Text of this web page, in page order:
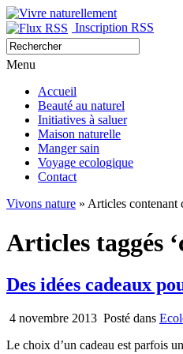
Inscription RSS
Menu
Accueil
Beauté au naturel
Initiatives à saluer
Maison naturelle
Manger sain
Voyage ecologique
Contact
Vivons nature » Articles contenant
Articles taggés
Des idées cadeaux
4 novembre 2013 Posté dans
Le choix d’un cadeau est parfois